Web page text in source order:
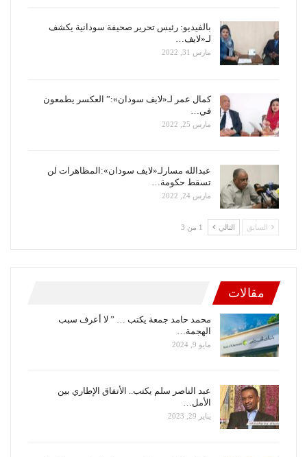
بالفيديو: رئيس تحرير صحيفة سودانية يكشف
لـ«لايف…
مارس 31, 2022
كمال عمر لـ«لايف سودان»:” العكسر يطمعون
في…
مارس 25, 2022
عبدالله مسارلـ«لايف سودان»:المظاهرات لن
تسقط حكومة…
مارس 24, 2022
السابق التالي 1 من 3
مقالات
محمد حامد جمعة يكتب … ” لا أعرف سبب
الهجمة…
مايو 9, 2024
عبد الناصر سلم يكتب.. الأتفاق الإطاري بين
الأمل…
يناير 29, 2023